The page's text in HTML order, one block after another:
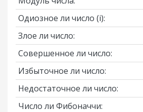
Одиозное ли число (i):
Злое ли число:
Совершенное ли число:
Избыточное ли число:
Недостаточное ли число:
Число ли Фибоначчи: